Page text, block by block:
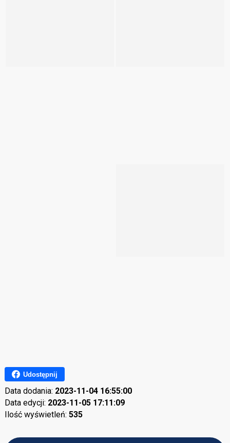
Udostępnij
Data dodania: 2023-11-04 16:55:00
Data edycji: 2023-11-05 17:11:09
Ilość wyświetleń: 535